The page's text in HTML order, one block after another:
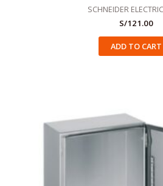
SCHNEIDER
S/121.00
ADD TO CART